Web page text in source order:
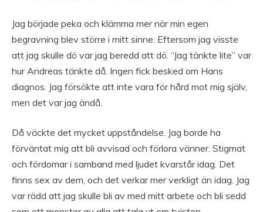
Jag började peka och klämma mer när min egen
begravning blev större i mitt sinne. Eftersom jag visste
att jag skulle dö var jag beredd att dö. “Jag tänkte lite” var
hur Andreas tänkte då. Ingen fick besked om Hans
diagnos. Jag försökte att inte vara för hård mot mig själv,
men det var jag ändå.
Då väckte det mycket uppståndelse. Jag borde ha
förväntat mig att bli avvisad och förlora vänner. Stigmat
och fördomar i samband med ljudet kvarstår idag. Det
finns sex av dem, och det verkar mer verkligt än idag. Jag
var rädd att jag skulle bli av med mitt arbete och bli sedd